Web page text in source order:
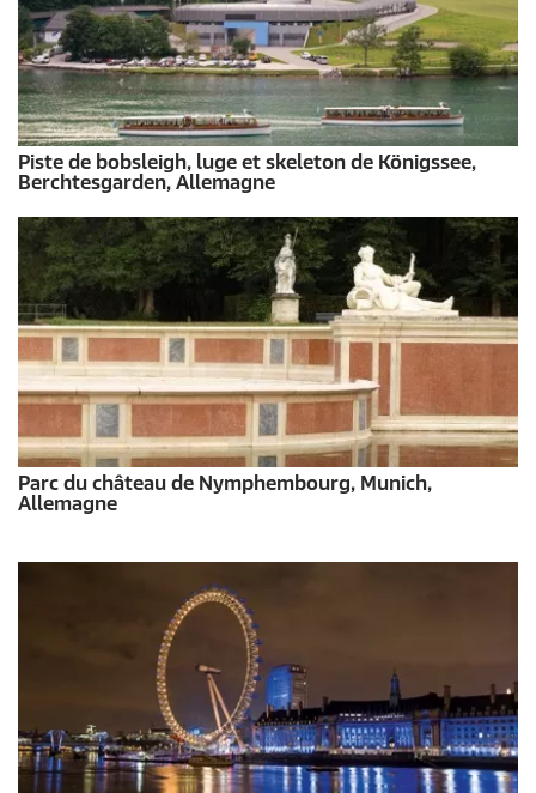
Piste de bobsleigh, luge et skeleton de Königssee,
Berchtesgarden, Allemagne
Parc du château de Nymphembourg, Munich,
Allemagne